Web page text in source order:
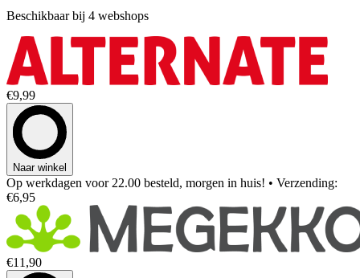
Beschikbaar bij 4 webshops
€9,99
Naar winkel
Op werkdagen voor 22.00 besteld, morgen in huis! • Verzending:
€6,95
€11,90